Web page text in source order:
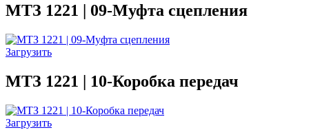
МТЗ 1221 | 09-Муфта сцепления
Загрузить
МТЗ 1221 | 10-Коробка передач
Загрузить